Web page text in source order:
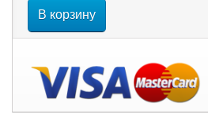
В корзину